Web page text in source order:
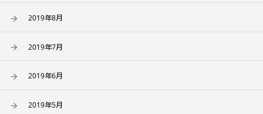
2019年8月
2019年7月
2019年6月
2019年5月